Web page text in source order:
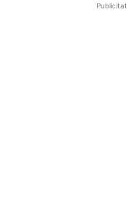
Publicitat